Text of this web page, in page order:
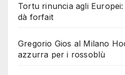
Tortu rinuncia agli
dà forfait
Gregorio Gios al Milano
azzurra per i rossoblù